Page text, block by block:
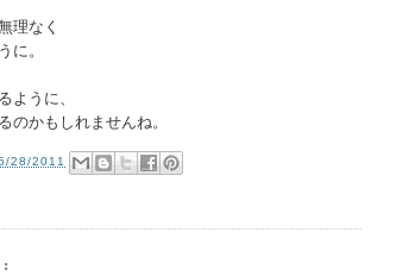
理なく
に。
ように、
のかもしれませんね。
28/2011